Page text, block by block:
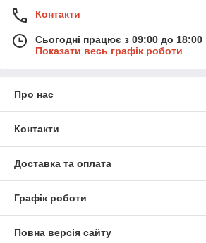
Контакти
Сьогодні працює з 09:00 до 18:00
Показати весь графік роботи
Про нас
Контакти
Доставка та оплата
Графік роботи
Повна версія сайту